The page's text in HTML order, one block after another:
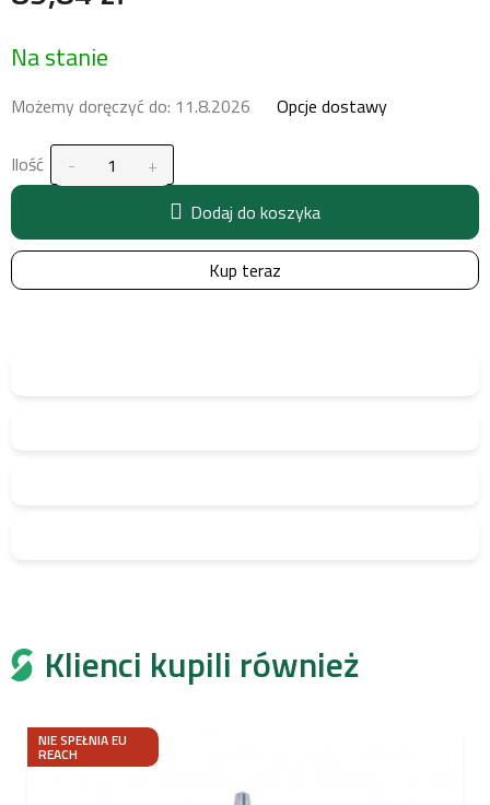
jednostkowa:
Na stanie
Możemy doręczyć do: 11.8.2026 Opcje dostawy
Ilość
Dodaj do koszyka
Kup teraz
Klienci kupili również
NIE SPEŁNIA EU
REACH